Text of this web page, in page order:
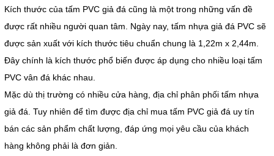
Kích thước của tấm PVC giả đá cũng là một trong những vấn đề
được rất nhiều người quan tâm. Ngày nay, tấm nhựa giả đá PVC sẽ
được sản xuất với kích thước tiêu chuẩn chung là 1,22m x 2,44m.
Đây chính là kích thước phổ biến được áp dụng cho nhiều loại tấm
PVC vân đá khác nhau.
Mặc dù thị trường có nhiều cửa hàng, địa chỉ phân phối tấm nhựa
giả đá. Tuy nhiên để tìm được địa chỉ mua tấm PVC giả đá uy tín
bán các sản phẩm chất lượng, đáp ứng mọi yêu cầu của khách
hàng không phải là đơn giản.